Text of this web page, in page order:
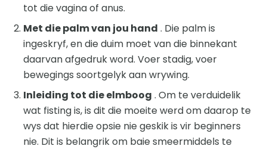
tot die vagina of anus.
Met die palm van jou hand . Die palm is
ingeskryf, en die duim moet van die binnekant
daarvan afgedruk word. Voer stadig, voer
bewegings soortgelyk aan wrywing.
Inleiding tot die elmboog . Om te verduidelik
wat fisting is, is dit die moeite werd om daarop te
wys dat hierdie opsie nie geskik is vir beginners
nie. Dit is belangrik om baie smeermiddels te